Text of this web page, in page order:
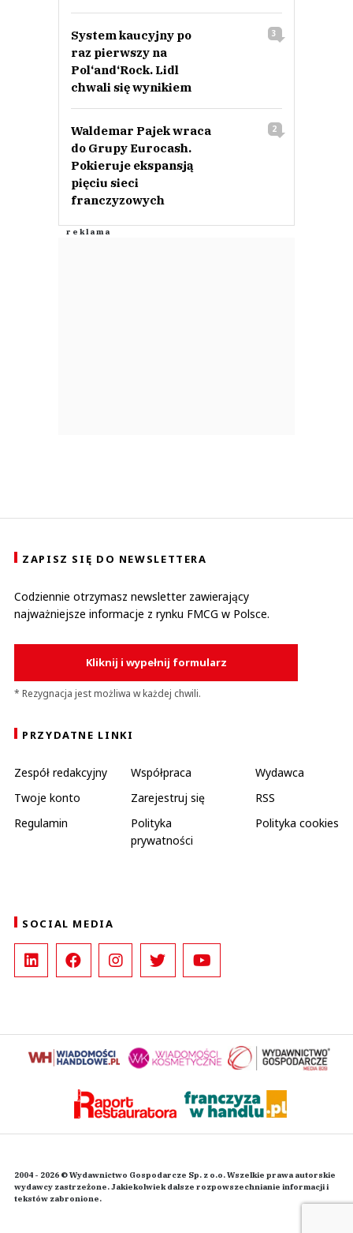
System kaucyjny po
raz pierwszy na
Pol‘and‘Rock. Lidl
chwali się wynikiem
3
Waldemar Pajek wraca
do Grupy Eurocash.
Pokieruje ekspansją
pięciu sieci
franczyzowych
2
ZAPISZ SIĘ DO NEWSLETTERA
Codziennie otrzymasz newsletter zawierający
najważniejsze informacje z rynku FMCG w Polsce.
Kliknij i wypełnij formularz
* Rezygnacja jest możliwa w każdej chwili.
PRZYDATNE LINKI
Zespół redakcyjny Współpraca
Wydawca
Twoje konto
Zarejestruj się
RSS
Regulamin
Polityka
prywatności
Polityka cookies
SOCIAL MEDIA
2004 - 2026 © Wydawnictwo Gospodarcze Sp. z o.o. Wszelkie prawa autorskie
wydawcy zastrzeżone. Jakiekolwiek dalsze rozpowszechnianie informacji i
tekstów zabronione.